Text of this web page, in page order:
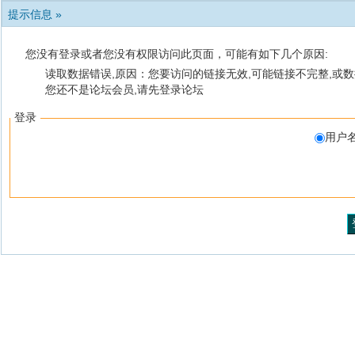
提示信息 »
您没有登录或者您没有权限访问此页面，可能有如下几个原因:
读取数据错误,原因：您要访问的链接无效,可能链接不完整,或
您还不是论坛会员,请先登录论坛
登录
用户